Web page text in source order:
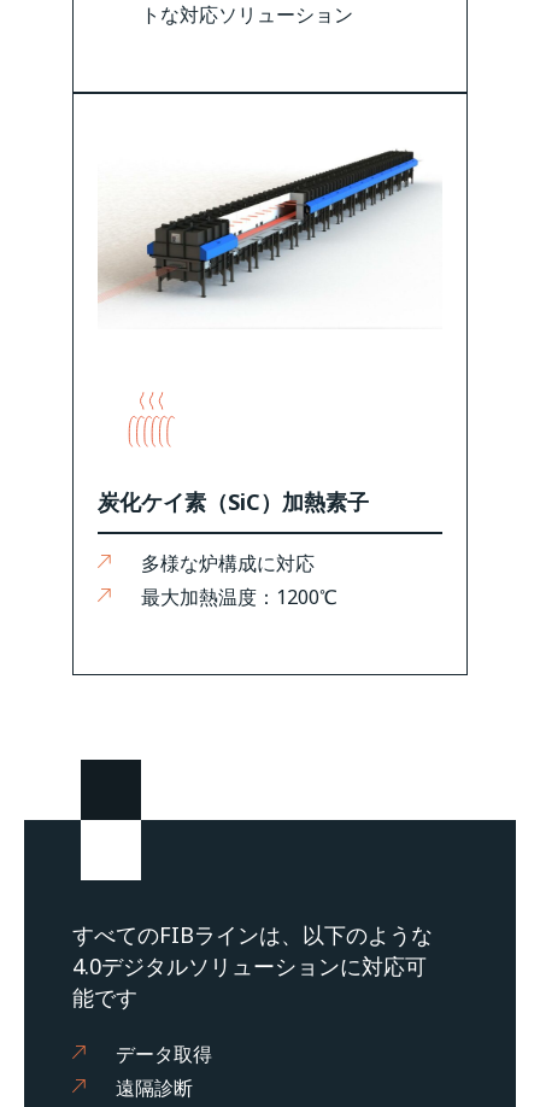
トな対応ソリューション
炭化ケイ素（SiC）加熱素子
多様な炉構成に対応
最大加熱温度：1200℃
すべてのFIBラインは、以下のような
4.0デジタルソリューションに対応可
能です
データ取得
遠隔診断